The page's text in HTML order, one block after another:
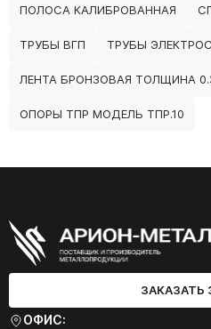
ПОЛОСА КАЛИБРОВАННАЯ
ТРУБЫ ВГП ТРУБЫ
ЛЕНТА БРОНЗОВАЯ ТОЛЩИНА
ОПОРЫ ТПР МОДЕЛЬ ТПР.10
ЗАКАЗАТЬ
ОФИС: